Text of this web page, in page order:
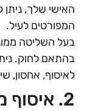
האישי שלך,
המפורטים לעיל.
בעל השליטה
בהתאם לחוק.
לאיסוף, אחסון,
2. איסוף מידע